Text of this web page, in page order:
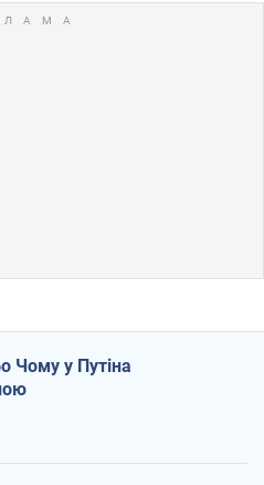
Чому у Путіна